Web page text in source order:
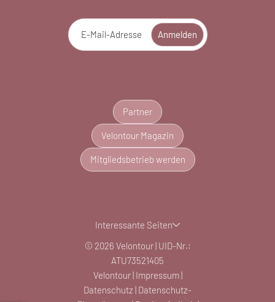
E-Mail-Adresse Anmelden
Partner
Velontour Magazin
Mitgliedsbetrieb werden
Interessante Seiten
© 2026 Velontour| UID-Nr.:
ATU73521405
Velontour| Impressum|
Datenschutz | Datenschutz-